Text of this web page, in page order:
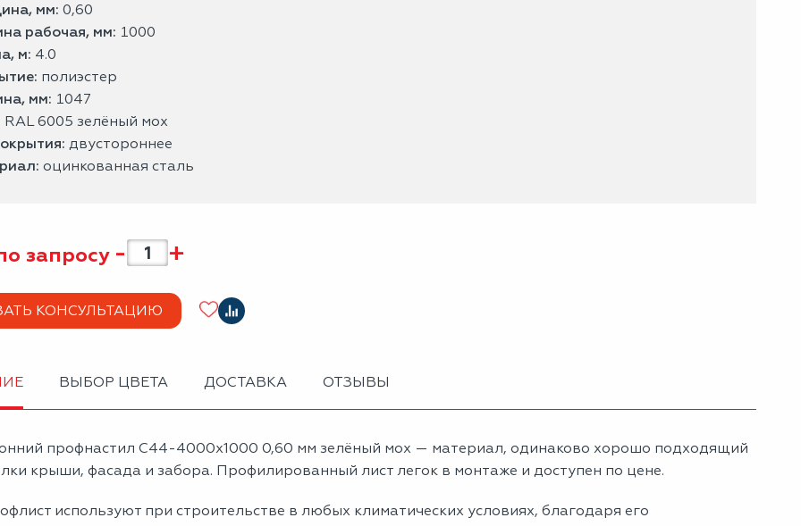
мм: 0,60
рабочая, мм: 1000
м: 4.0
полиэстер
мм: 1047
RAL 6005 зелёный мох
двустороннее
оцинкованная сталь
запросу - +
КОНСУЛЬТАЦИЮ
ВЫБОР ЦВЕТА ДОСТАВКА ОТЗЫВЫ
профнастил С44-4000х1000 0,60 мм зелёный мох — материал, одинаково хорошо подходящий
крыши, фасада и забора. Профилированный лист легок в монтаже и доступен по цене.
используют при строительстве в любых климатических условиях, благодаря его